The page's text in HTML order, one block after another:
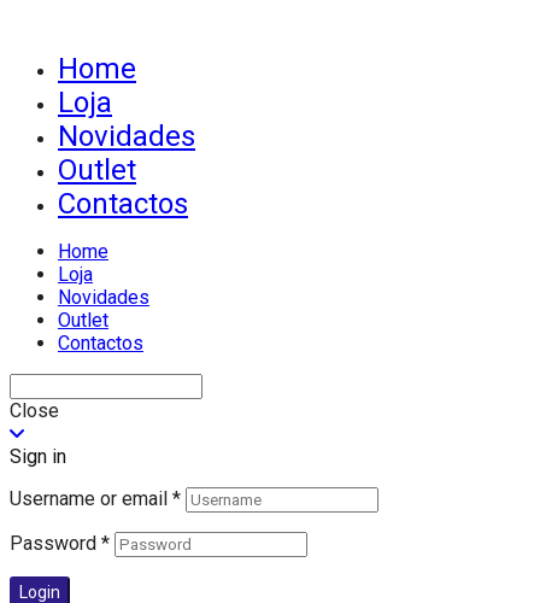
Home
Loja
Novidades
Outlet
Contactos
Home
Loja
Novidades
Outlet
Contactos
Close
Sign in
Username or email *
Password *
Login